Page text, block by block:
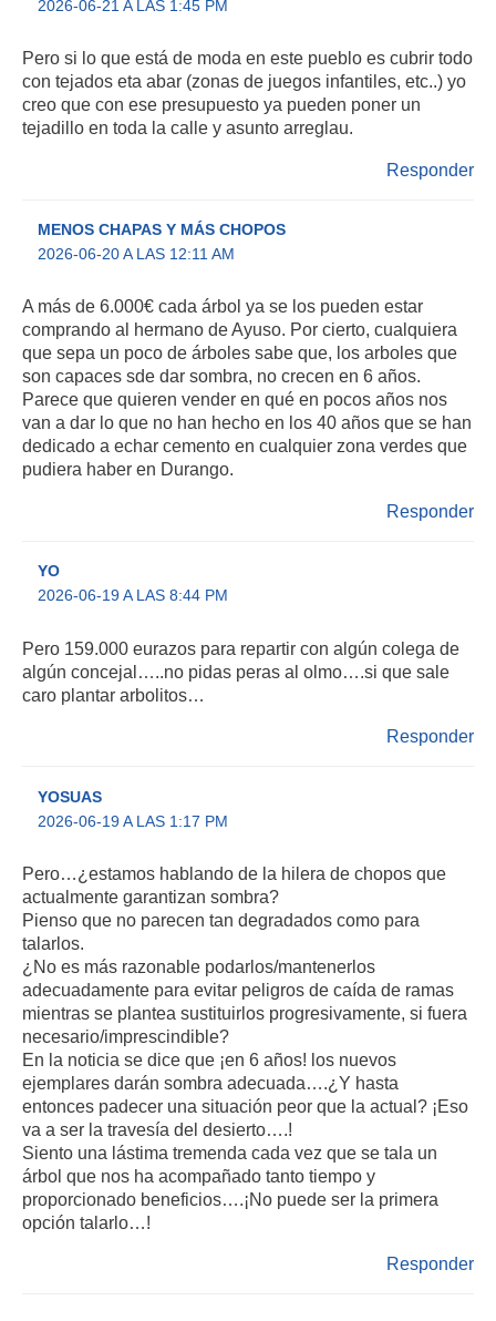
2026-06-21 A LAS 1:45 PM
Pero si lo que está de moda en este pueblo es cubrir todo
con tejados eta abar (zonas de juegos infantiles, etc..) yo
creo que con ese presupuesto ya pueden poner un
tejadillo en toda la calle y asunto arreglau.
Responder
MENOS CHAPAS Y MÁS CHOPOS
2026-06-20 A LAS 12:11 AM
A más de 6.000€ cada árbol ya se los pueden estar
comprando al hermano de Ayuso. Por cierto, cualquiera
que sepa un poco de árboles sabe que, los arboles que
son capaces sde dar sombra, no crecen en 6 años.
Parece que quieren vender en qué en pocos años nos
van a dar lo que no han hecho en los 40 años que se han
dedicado a echar cemento en cualquier zona verdes que
pudiera haber en Durango.
Responder
YO
2026-06-19 A LAS 8:44 PM
Pero 159.000 eurazos para repartir con algún colega de
algún concejal…..no pidas peras al olmo….si que sale
caro plantar arbolitos…
Responder
YOSUAS
2026-06-19 A LAS 1:17 PM
Pero…¿estamos hablando de la hilera de chopos que
actualmente garantizan sombra?
Pienso que no parecen tan degradados como para
talarlos.
¿No es más razonable podarlos/mantenerlos
adecuadamente para evitar peligros de caída de ramas
mientras se plantea sustituirlos progresivamente, si fuera
necesario/imprescindible?
En la noticia se dice que ¡en 6 años! los nuevos
ejemplares darán sombra adecuada….¿Y hasta
entonces padecer una situación peor que la actual? ¡Eso
va a ser la travesía del desierto….!
Siento una lástima tremenda cada vez que se tala un
árbol que nos ha acompañado tanto tiempo y
proporcionado beneficios….¡No puede ser la primera
opción talarlo…!
Responder